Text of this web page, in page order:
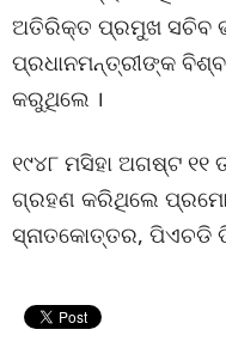
ଅତିରିକ୍ତ ପ୍ରମୁଖ ସଚିବ
ପ୍ରଧାନମନ୍ତ୍ରୀଙ୍କ
କରୁଥିଲେ ।
୧୯୪୮ ମସିହା ଅଗଷ୍ଟ
ଗ୍ରହଣ କରିଥିଲେ ପ୍ରମୋଦ
ସ୍ନାତକୋତ୍ତର, ପିଏଚଡି